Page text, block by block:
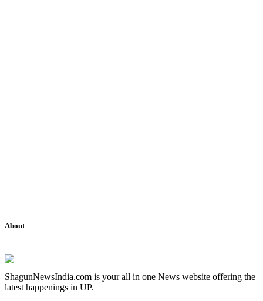
About
ShagunNewsIndia.com is your all in one News website offering the
latest happenings in UP.